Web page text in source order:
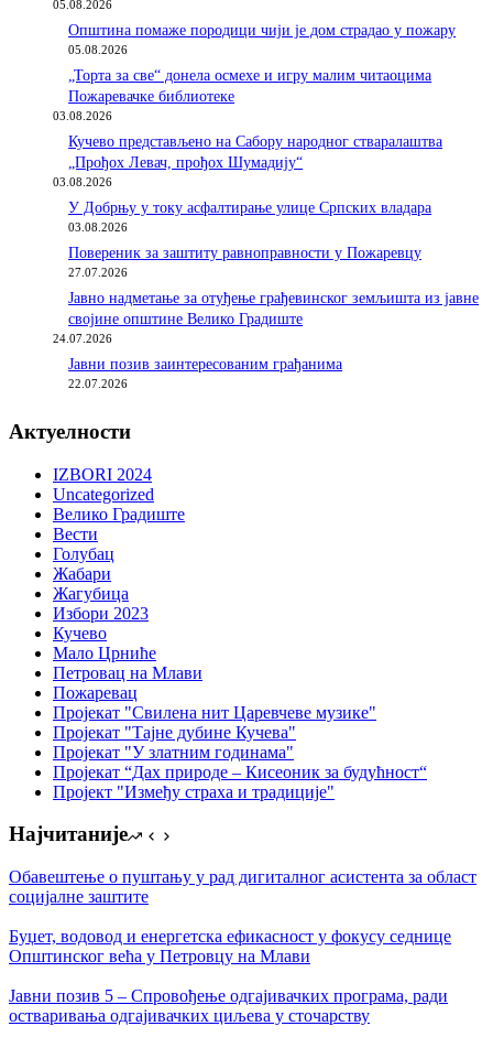
05.08.2026
Општина помаже породици чији је дом страдао у пожару
05.08.2026
„Торта за све“ донела осмехе и игру малим читаоцима
Пожаревачке библиотеке
03.08.2026
Кучево представљено на Сабору народног стваралаштва
„Прођох Левач, прођох Шумадију“
03.08.2026
У Добрњу у току асфалтирање улице Српских владара
03.08.2026
Повереник за заштиту равноправности у Пожаревцу
27.07.2026
Јавно надметање за отуђење грађевинског земљишта из јавне
својине општине Велико Градиште
24.07.2026
Јавни позив заинтересованим грађанима
22.07.2026
Актуелности
IZBORI 2024
Uncategorized
Велико Градиште
Вести
Голубац
Жабари
Жагубица
Избори 2023
Кучево
Мало Црниће
Петровац на Млави
Пожаревац
Пројекат "Свилена нит Царевчеве музике"
Пројекат "Тајне дубине Кучева"
Пројекат "У златним годинама"
Пројекат “Дах природе – Кисеоник за будућност“
Пројект "Између страха и традиције"
Најчитаније
Обавештење о пуштању у рад дигиталног асистента за област
социјалне заштите
Буџет, водовод и енергетска ефикасност у фокусу седнице
Општинског већа у Петровцу на Млави
Јавни позив 5 – Спровођење одгајивачких програма, ради
остваривања одгајивачких циљева у сточарству